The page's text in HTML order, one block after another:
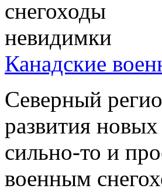
Канадские
Северный
развития
сильно-то и
военным